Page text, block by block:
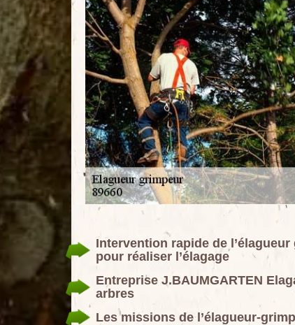
Intervention rapide de
pour réaliser l’élagage
Entreprise J.BAUMGARTEN
arbres
Les missions de l’élagueur-